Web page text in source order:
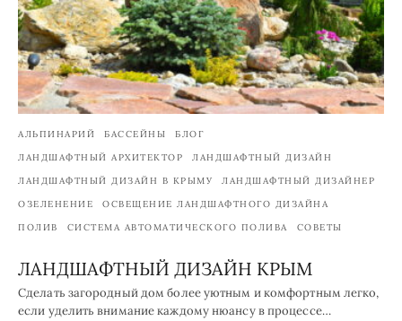
АЛЬПИНАРИЙ БАССЕЙНЫ
БЛОГ
ЛАНДШАФТНЫЙ АРХИТЕКТОР
ЛАНДШАФТНЫЙ ДИЗАЙН
ЛАНДШАФТНЫЙ ДИЗАЙН В КРЫМУ
ЛАНДШАФТНЫЙ ДИЗАЙНЕР
ОЗЕЛЕНЕНИЕ
ОСВЕЩЕНИЕ ЛАНДШАФТНОГО ДИЗАЙНА
ПОЛИВ
СИСТЕМА АВТОМАТИЧЕСКОГО ПОЛИВА СОВЕТЫ
ЛАНДШАФТНЫЙ ДИЗАЙН КРЫМ
Сделать загородный дом более уютным и комфортным легко,
если уделить внимание каждому нюансу в процессе…